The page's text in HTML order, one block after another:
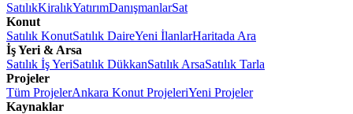
SatılıkKiralıkYatırımDanışmanlarSat
Konut
Satılık KonutSatılık DaireYeni İlanlarHaritada Ara
İş Yeri & Arsa
Satılık İş YeriSatılık DükkanSatılık ArsaSatılık Tarla
Projeler
Tüm ProjelerAnkara Konut ProjeleriYeni Projeler
Kaynaklar